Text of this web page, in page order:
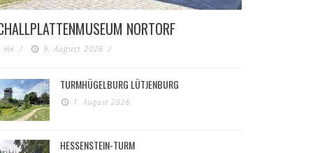
NORTORF
mk / 9. August 2026 /
TURMHÜGELBURG LÜTJENBURG
1. August 2026
HESSENSTEIN-TURM